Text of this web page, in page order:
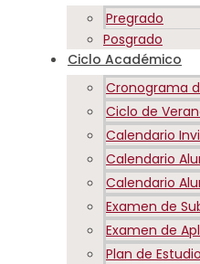
Pregrado
Posgrado
Ciclo Académico
Cronograma
Ciclo de
Calendario
Calendario
Calendario
Examen de
Examen de
Plan de